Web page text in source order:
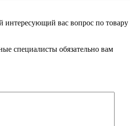
интересующий вас вопрос по товару
специалисты обязательно вам